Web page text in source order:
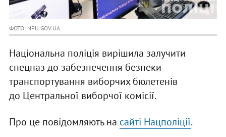
ФОТО: NPU.GOV.UA
Національна поліція вирішила залучити
спецназ до забезпечення безпеки
транспортування виборчих бюлетенів
до Центральної виборчої комісії.
Про це повідомляють на сайті Нацполіції.